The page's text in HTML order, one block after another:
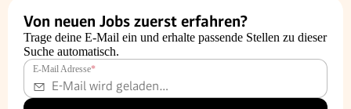
Von neuen Jobs zuerst erfahren?
Trage deine E-Mail ein und erhalte passende Stellen zu dieser
Suche automatisch.
E-Mail Adresse*